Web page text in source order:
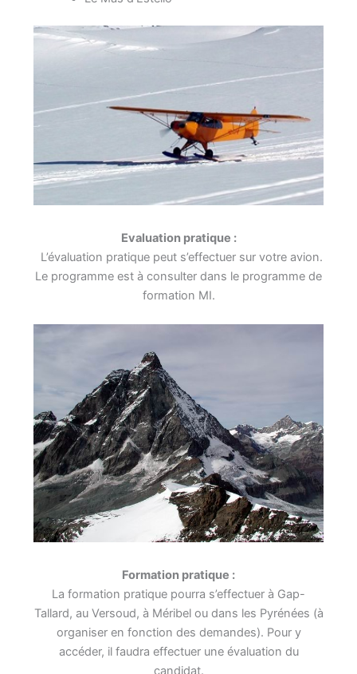
Evaluation pratique :
L’évaluation pratique peut s’effectuer sur votre avion.
Le programme est à consulter dans le programme de
formation MI.
Formation pratique :
La formation pratique pourra s’effectuer à Gap-
Tallard, au Versoud, à Méribel ou dans les Pyrénées (à
organiser en fonction des demandes). Pour y
accéder, il faudra effectuer une évaluation du
candidat.